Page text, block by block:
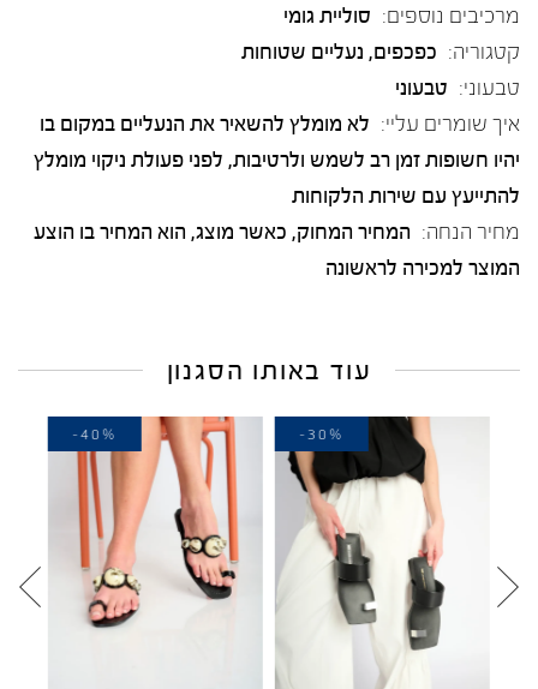
מרכיבים נוספים: סוליית גומי
קטגוריה: כפכפים, נעליים שטוחות
טבעוני: טבעוני
איך שומרים עליי: לא מומלץ להשאיר את הנעליים במקום בו
יהיו חשופות זמן רב לשמש ולרטיבות, לפני פעולת ניקוי מומלץ
להתייעץ עם שירות הלקוחות
מחיר הנחה: המחיר המחוק, כאשר מוצג, הוא המחיר בו הוצע
המוצר למכירה לראשונה
עוד באותו הסגנון
-30%
-40%